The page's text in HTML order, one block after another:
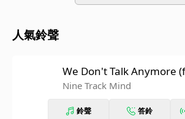
人氣鈴聲
We Don't Talk Anymore
mez)
Nine Track Mind
鈴聲 答鈴